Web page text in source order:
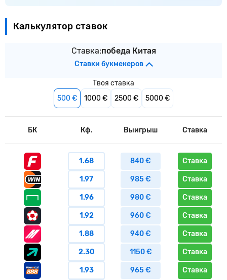
Калькулятор ставок
Ставка:победа Китая
Ставки букмекеров
Твоя ставка
500 €
1000 € 2500 € 5000 €
БК Кф. Выигрыш Ставка
1.68 840 € Ставка
1.97 985 € Ставка
1.96 980 € Ставка
1.92 960 € Ставка
1.88 940 € Ставка
2.30 1150 € Ставка
1.93 965 € Ставка